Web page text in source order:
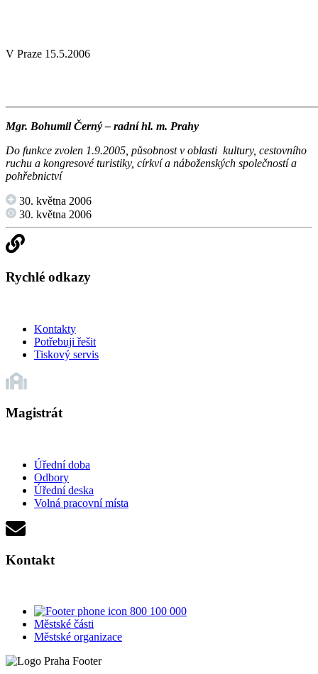
V Praze 15.5.2006
Mgr. Bohumil Černý – radní hl. m. Prahy
Do funkce zvolen 1.9.2005, působnost v oblasti kultury, cestovního
ruchu a kongresové turistiky, církví a náboženských společností a
pohřebnictví
30. května 2006
30. května 2006
Rychlé odkazy
Kontakty
Potřebuji řešit
Tiskový servis
Magistrát
Úřední doba
Odbory
Úřední deska
Volná pracovní místa
Kontakt
800 100 000
Městské části
Městské organizace